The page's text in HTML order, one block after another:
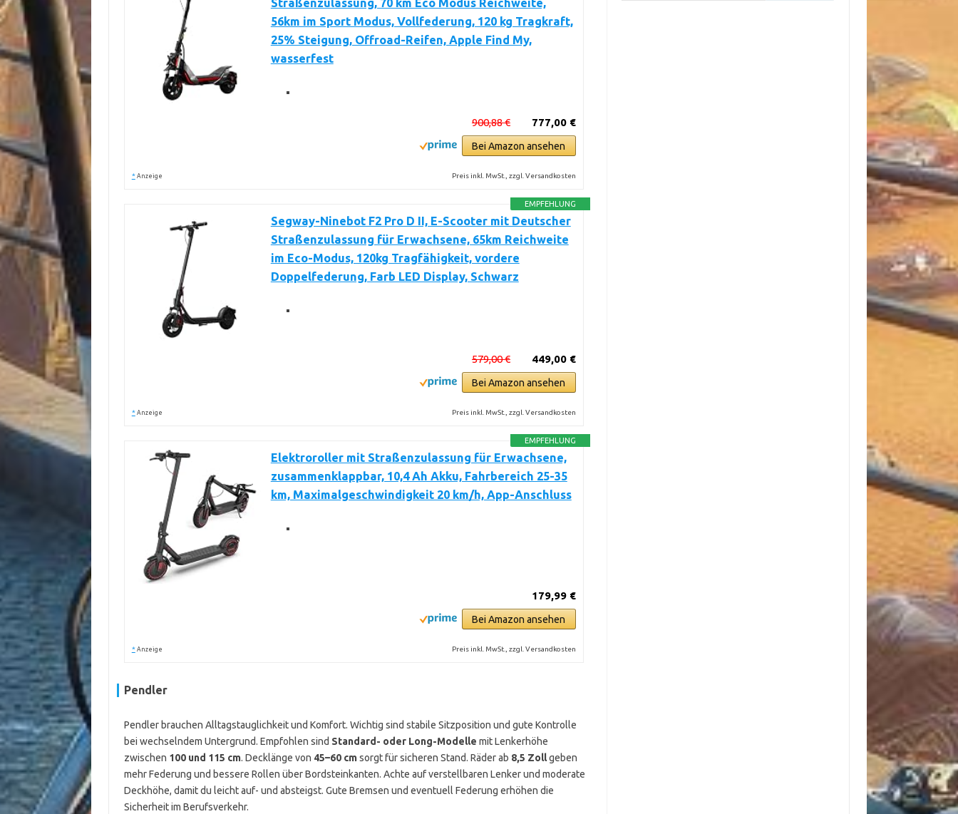
Straßenzulassung, 70 km Eco Modus Reichweite,
56km im Sport Modus, Vollfederung, 120 kg Tragkraft,
25% Steigung, Offroad-Reifen, Apple Find My,
wasserfest
777,00 €
900,88 €
Bei Amazon ansehen
* Anzeige Preis inkl. MwSt., zzgl. Versandkosten
EMPFEHLUNG
Segway-Ninebot F2 Pro D II, E-Scooter mit Deutscher
Straßenzulassung für Erwachsene, 65km Reichweite
im Eco-Modus, 120kg Tragfähigkeit, vordere
Doppelfederung, Farb LED Display, Schwarz
449,00 €
579,00 €
Bei Amazon ansehen
* Anzeige Preis inkl. MwSt., zzgl. Versandkosten
EMPFEHLUNG
Elektroroller mit Straßenzulassung für Erwachsene,
zusammenklappbar, 10,4 Ah Akku, Fahrbereich 25-35
km, Maximalgeschwindigkeit 20 km/h, App-Anschluss
179,99 €
Bei Amazon ansehen
* Anzeige Preis inkl. MwSt., zzgl. Versandkosten
Pendler
Pendler brauchen Alltagstauglichkeit und Komfort. Wichtig sind stabile Sitzposition und gute Kontrolle
bei wechselndem Untergrund. Empfohlen sind Standard- oder Long-Modelle mit Lenkerhöhe
zwischen 100 und 115 cm. Decklänge von 45–60 cmsorgt für sicheren Stand. Räder ab 8,5 Zollgeben
mehr Federung und bessere Rollen über Bordsteinkanten. Achte auf verstellbaren Lenker und moderate
Deckhöhe, damit du leicht auf- und absteigst. Gute Bremsen und eventuell Federung erhöhen die
Sicherheit im Berufsverkehr.